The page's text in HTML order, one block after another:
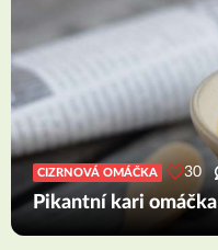
CIZRNOVÁ OMÁČKA 30
Pikantní kari omáčka